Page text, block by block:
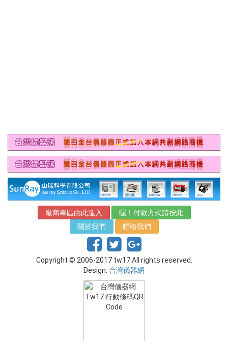
廠商專區由此進入
喔！付款方式請按此
關於我們
聯絡我們
Copyright © 2006-2017 tw17 All rights reserved.
Design: 台灣儀器網